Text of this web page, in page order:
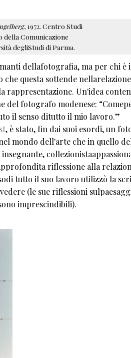
, 1972. Centro Studi
della Comunicazione
degliStudi di Parma.
dellafotografia, ma per chi è
questa sottende
Un'idea
del fotografo modenese:
il senso ditutto il mio lavoro.”
, è stato, fin dai suoi esordi, un
mondo dell'arte che in quello
riflessione alla
tutto il suo lavoro utilizzò la
(le sue riflessioni
imprescindibili).